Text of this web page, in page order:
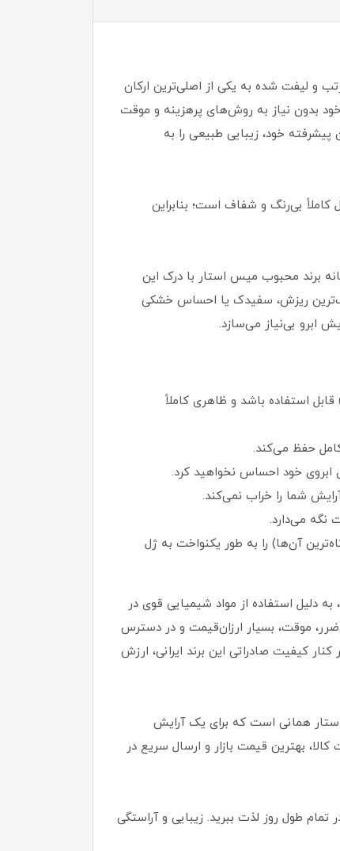
و لیفت‌ شده به یکی از اصلی‌ترین ارکان
بدون نیاز به روش‌های پرهزینه و موقت
خود، زیبایی طبیعی را به
بی‌رنگ و شفاف است؛ بنابراین
برند محبوب میس استار با درک این
ریزش، سفیدک یا احساس خشکی
ابرو بی‌نیاز می‌سازد.
استفاده باشد و ظاهری کاملاً
کامل حفظ می‌کند.
خود احساس نخواهید کرد.
شما را خراب نمی‌کند.
نگه می‌دارد.
آن‌ها) را به طور یکنواخت به ژل
دلیل استفاده از مواد شیمیایی قوی در
ژل حالت دهنده ابرو میس استار با حجم 10 گرم یک جایگزین بی‌ضرر، موقت، بسیار ارزان‌قیمت و در دسترس
کیفیت صادراتی این برند ایرانی، ارزش
استار همانی است که برای یک آرایش
بهترین قیمت بازار و ارسال سریع در
طول روز لذت ببرید. زیبایی و آراستگی